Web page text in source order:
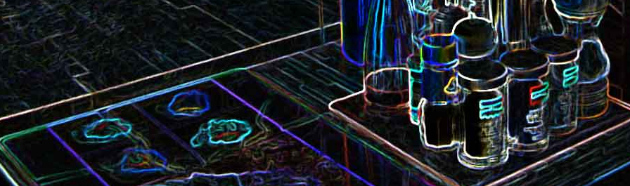
Curry de brocoli et de carottes Bundt cake au chocolat
praliné
Camembert fondant au sirop
d'érable Chou pointu sauté à